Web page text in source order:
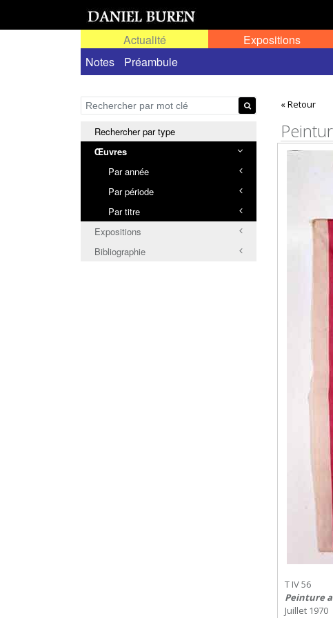
Actualité Expositions
Œuvres permanentes dans l'espace public ou
Notes
Préambule
Rechercher par type
Œuvres
Par année
Par période
Par titre
Expositions
Bibliographie
« Retour
T IV 56
Peinture
Juillet 1970